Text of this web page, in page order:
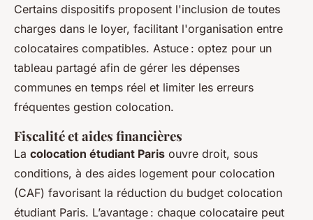
Certains dispositifs proposent l'inclusion de toutes
charges dans le loyer, facilitant l'organisation entre
colocataires compatibles. Astuce : optez pour un
tableau partagé afin de gérer les dépenses
communes en temps réel et limiter les erreurs
fréquentes gestion colocation.
Fiscalité et aides financières
La colocation étudiant Paris ouvre droit, sous
conditions, à des aides logement pour colocation
(CAF) favorisant la réduction du budget colocation
étudiant Paris. L’avantage : chaque colocataire peut